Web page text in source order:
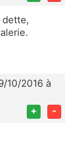
dette,
10/2016 à
+ -